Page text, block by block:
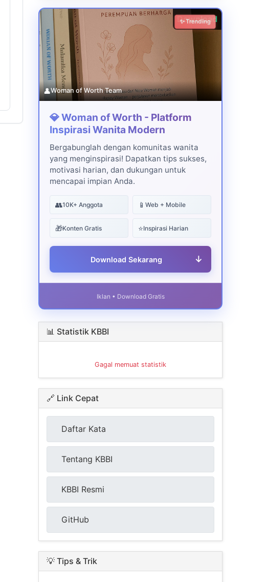
Download
✨ Trending
👤Woman of Worth Team
💎 Woman of Worth - Platform
Inspirasi Wanita Modern
Bergabunglah dengan komunitas wanita
yang menginspirasi! Dapatkan tips sukses,
motivasi harian, dan dukungan untuk
mencapai impian Anda.
👥10K+ Anggota 📱 Web + Mobile
🎁Konten Gratis ⭐Inspirasi Harian
Download Sekarang ↓
Iklan • Download Gratis
📊 Statistik KBBI
Gagal memuat statistik
🔗 Link Cepat
Daftar Kata
Tentang KBBI
KBBI Resmi
GitHub
💡 Tips & Trik